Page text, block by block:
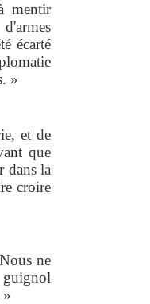
mentir
écarté
»
et de
que
dans la
croire
ne